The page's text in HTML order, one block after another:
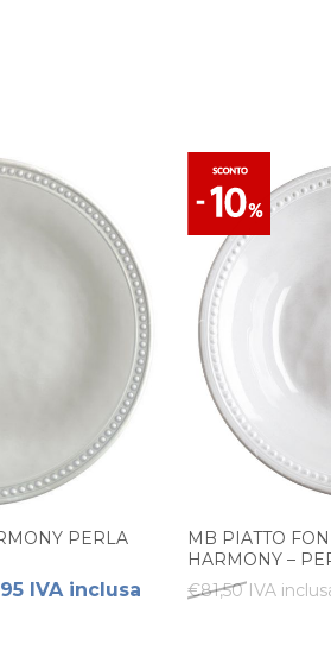
PERLA
IVA inclusa
MB PIATTO
HARMONY –
€81,50 IVA